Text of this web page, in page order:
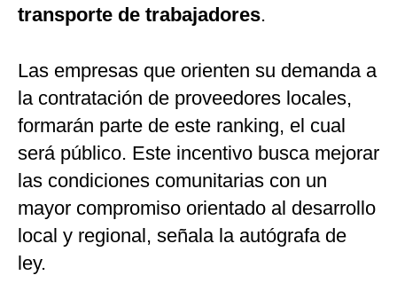
transporte de trabajadores.
Las empresas que orienten su demanda a
la contratación de proveedores locales,
formarán parte de este ranking, el cual
será público. Este incentivo busca mejorar
las condiciones comunitarias con un
mayor compromiso orientado al desarrollo
local y regional, señala la autógrafa de
ley.